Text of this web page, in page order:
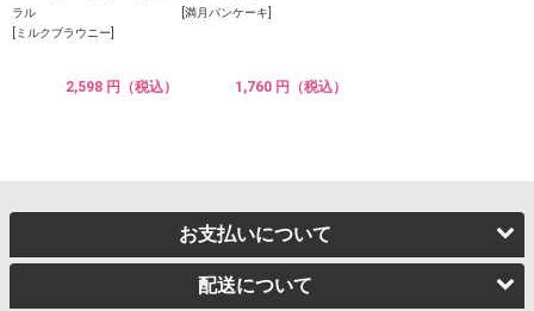
ラル
[ミルクブラウニー]
2,598 円（税込）
[満月パンケーキ]
1,760 円（税込）
お支払いについて
配送について